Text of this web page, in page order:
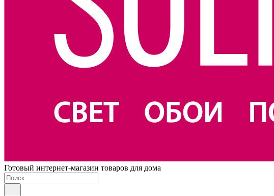
Готовый интернет-магазин товаров для дома